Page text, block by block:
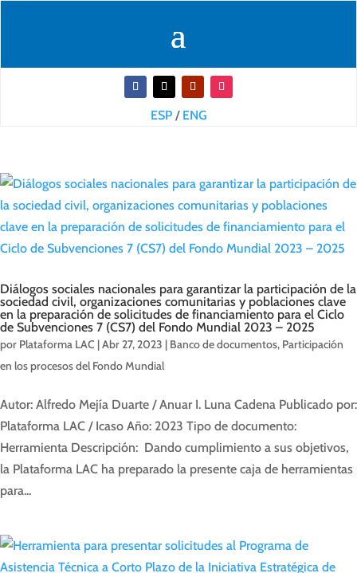
ESP/ ENG
Diálogos sociales nacionales para garantizar la participación de la
sociedad civil, organizaciones comunitarias y poblaciones clave
en la preparación de solicitudes de financiamiento para el Ciclo
de Subvenciones 7 (CS7) del Fondo Mundial 2023 – 2025
por Plataforma LAC |Abr 27, 2023 | Banco de documentos, Participación
en los procesos del Fondo Mundial
Autor: Alfredo Mejía Duarte / Anuar I. Luna Cadena Publicado por:
Plataforma LAC / Icaso Año: 2023 Tipo de documento:
Herramienta Descripción: Dando cumplimiento a sus objetivos,
la Plataforma LAC ha preparado la presente caja de herramientas
para...